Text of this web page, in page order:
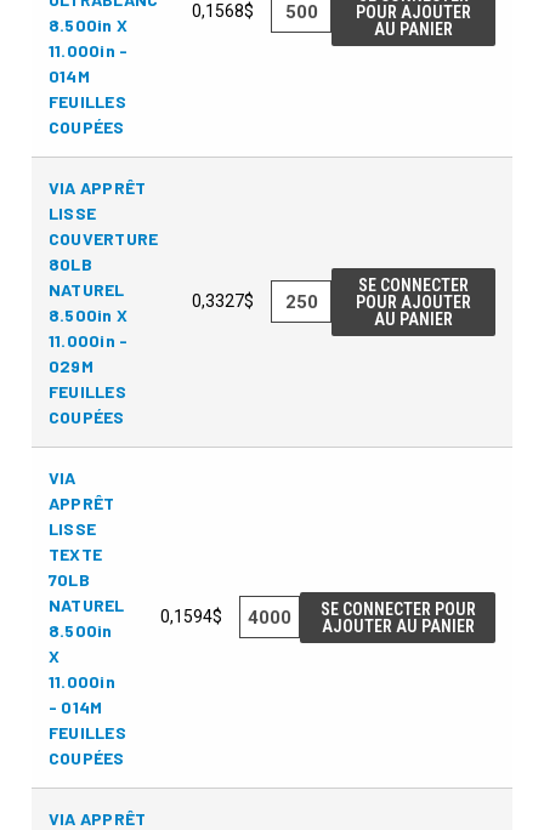
8.500in X
11.000in -
014M
FEUILLES
COUPÉES
0,1568$
POUR AJOUTER
AU PANIER
VIA APPRÊT
LISSE
COUVERTURE
80LB
NATUREL
8.500in X
11.000in -
029M
FEUILLES
COUPÉES
0,3327$
SE CONNECTER
POUR AJOUTER
AU PANIER
VIA
APPRÊT
LISSE
TEXTE
70LB
NATUREL
8.500in
X
11.000in
- 014M
FEUILLES
COUPÉES
0,1594$
SE CONNECTER POUR
AJOUTER AU PANIER
VIA APPRÊT